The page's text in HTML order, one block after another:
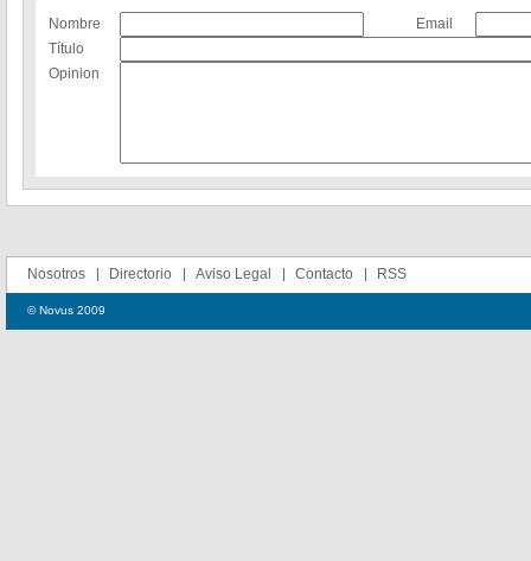
Nombre
Email
Título
Opinion
Nosotros Directorio Aviso Legal Contacto RSS
© Novus 2009